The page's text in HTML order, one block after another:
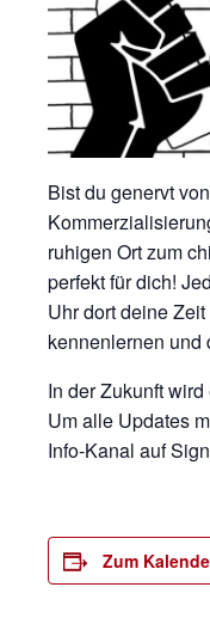
Bist du genervt
ruhigen Ort zum
perfekt für dich!
Uhr dort deine
kennenlernen
In der Zukunft
Um alle Updates
Info-Kanal auf
Zum